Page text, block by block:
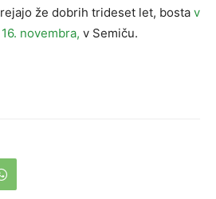
že dobrih trideset let, bosta v
novembra, v Semiču.